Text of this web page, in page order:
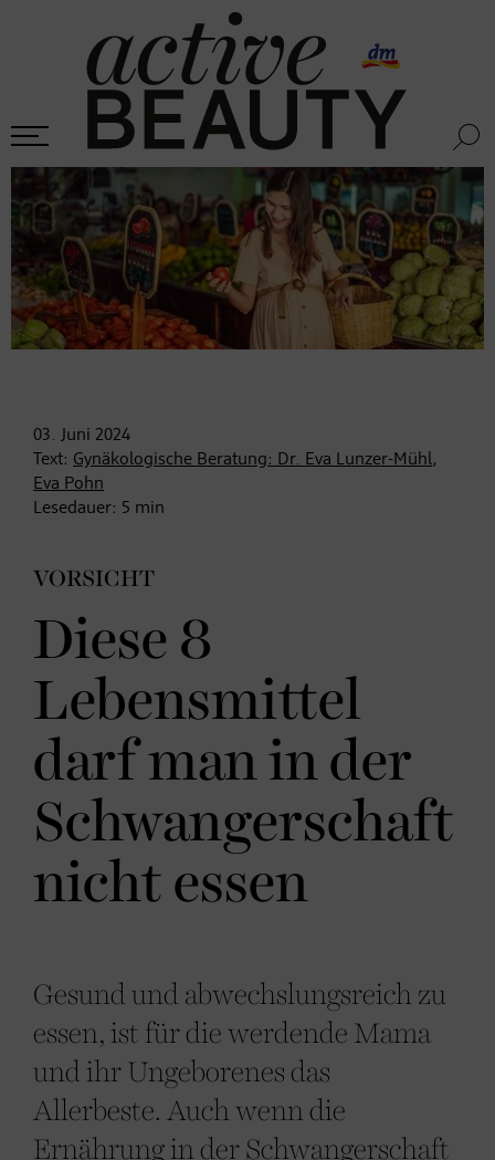
03. Juni 2024
Text: Gynäkologische Beratung: Dr. Eva Lunzer-Mühl,
Eva Pohn
Lesedauer: 5 min
VORSICHT
Diese 8
Lebensmittel
darf man in der
Schwangerschaft
nicht essen
Gesund und abwechslungsreich zu
essen, ist für die werdende Mama
und ihr Ungeborenes das
Allerbeste. Auch wenn die
Ernährung in der Schwangerschaft